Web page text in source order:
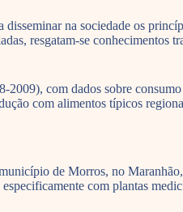
na sociedade os
resgatam-se
com dados sobre
com alimentos típicos
de Morros, no
com plantas